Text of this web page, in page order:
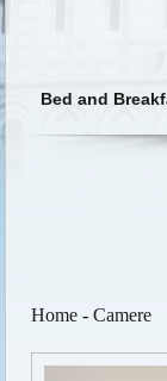
Bed and
Home -Camere